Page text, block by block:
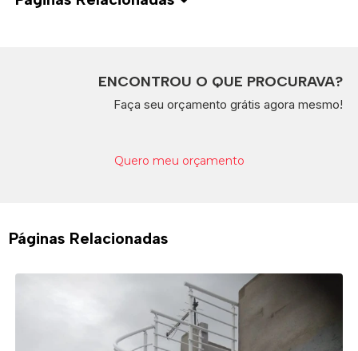
ENCONTROU O QUE PROCURAVA?
Faça seu orçamento grátis agora mesmo!
Quero meu orçamento
Páginas Relacionadas